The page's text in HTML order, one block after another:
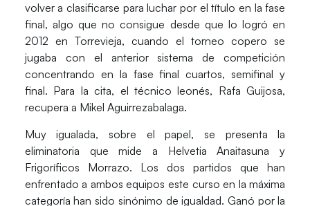
volver a clasificarse para luchar por el título en la fase
final, algo que no consigue desde que lo logró en
2012 en Torrevieja, cuando el torneo copero se
jugaba con el anterior sistema de competición
concentrando en la fase final cuartos, semifinal y
final. Para la cita, el técnico leonés, Rafa Guijosa,
recupera a Mikel Aguirrezabalaga.
Muy igualada, sobre el papel, se presenta la
eliminatoria que mide a Helvetia Anaitasunay
Frigoríficos Morrazo. Los dos partidos que han
enfrentado a ambos equipos este curso en la máxima
categoría han sido sinónimo de igualdad. Ganó por la